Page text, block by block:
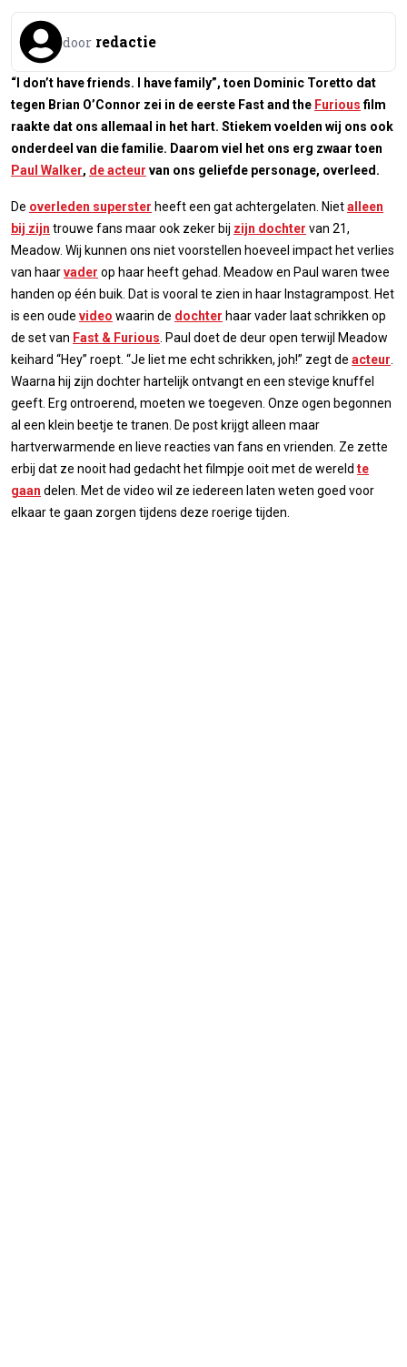
door redactie
“I don’t have friends. I have family”, toen Dominic Toretto dat
tegen Brian O’Connor zei in de eerste Fast and the Furiousfilm
raakte dat ons allemaal in het hart. Stiekem voelden wij ons ook
onderdeel van die familie. Daarom viel het ons erg zwaar toen
Paul Walker, de acteur van ons geliefde personage, overleed.
De overleden superster heeft een gat achtergelaten. Nietalleen
bij zijn trouwe fans maar ook zeker bij zijn dochter van 21,
Meadow. Wij kunnen ons niet voorstellen hoeveel impact het verlies
van haarvader op haar heeft gehad. Meadow en Paul waren twee
handen op één buik. Dat is vooral te zien in haar Instagrampost. Het
is een oude video waarin de dochter haar vader laat schrikken op
de set van Fast & Furious. Paul doet de deur open terwijl Meadow
keihard “Hey” roept. “Je liet me echt schrikken, joh!” zegt de acteur.
Waarna hij zijn dochter hartelijk ontvangt en een stevige knuffel
geeft. Erg ontroerend, moeten we toegeven. Onze ogen begonnen
al een klein beetje te tranen. De post krijgt alleen maar
hartverwarmende en lieve reacties van fans en vrienden. Ze zette
erbij dat ze nooit had gedacht het filmpje ooit met de wereld te
gaan delen. Met de video wil ze iedereen laten weten goed voor
elkaar te gaan zorgen tijdens deze roerige tijden.